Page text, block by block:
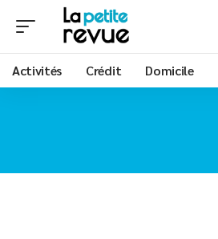
Activités Crédit Domicile